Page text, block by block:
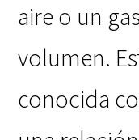
aire o un
volumen.
conocida